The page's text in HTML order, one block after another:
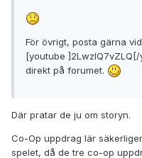
För övrigt, posta gärna
[youtube
direkt på forumet.
Där pratar de ju om storyn.
Co-Op uppdrag lär
spelet, då de tre co-op